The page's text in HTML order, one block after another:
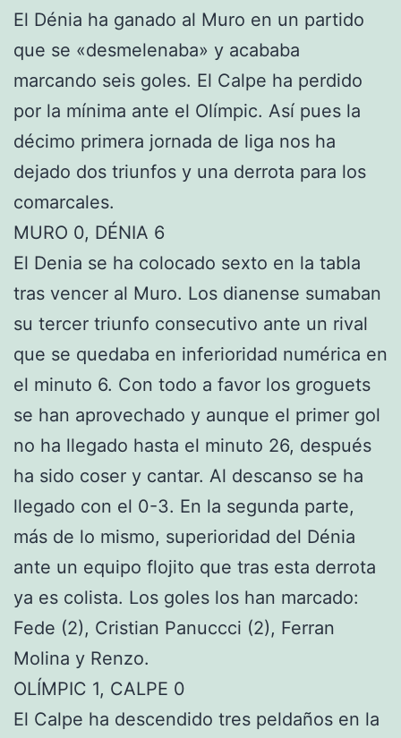
El Dénia ha ganado al Muro en un partido
que se «desmelenaba» y acababa
marcando seis goles. El Calpe ha perdido
por la mínima ante el Olímpic. Así pues la
décimo primera jornada de liga nos ha
dejado dos triunfos y una derrota para los
comarcales.
MURO 0, DÉNIA 6
El Denia se ha colocado sexto en la tabla
tras vencer al Muro. Los dianense sumaban
su tercer triunfo consecutivo ante un rival
que se quedaba en inferioridad numérica en
el minuto 6. Con todo a favor los groguets
se han aprovechado y aunque el primer gol
no ha llegado hasta el minuto 26, después
ha sido coser y cantar. Al descanso se ha
llegado con el 0-3. En la segunda parte,
más de lo mismo, superioridad del Dénia
ante un equipo flojito que tras esta derrota
ya es colista. Los goles los han marcado:
Fede (2), Cristian Panuccci (2), Ferran
Molina y Renzo.
OLÍMPIC 1, CALPE 0
El Calpe ha descendido tres peldaños en la